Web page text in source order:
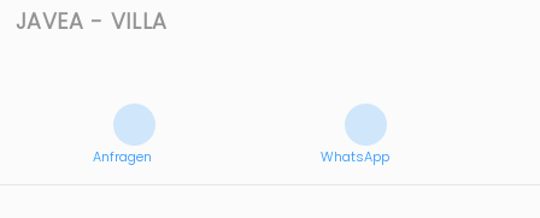
JAVEA - VILLA
Anfragen WhatsApp